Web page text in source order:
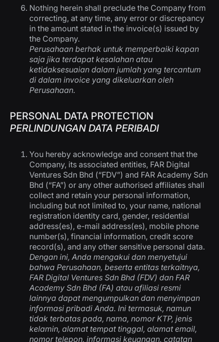
Nothing herein shall preclude the Company from
correcting, at any time, any error or discrepancy
in the amount stated in the invoice(s) issued by
the Company.
Perusahaan berhak untuk memperbaiki kapan
saja jika terdapat kesalahan atau
ketidaksesuaian dalam jumlah yang tercantum
di dalam invoice yang dikeluarkan oleh
Perusahaan.
PERSONAL DATA PROTECTION
PERLINDUNGAN DATA PERIBADI
You hereby acknowledge and consent that the
Company, its associated entities, FAR Digital
Ventures Sdn Bhd (“FDV”) and FAR Academy Sdn
Bhd (“FA”) or any other authorised affiliates shall
collect and retain your personal information,
including but not limited to, your name, national
registration identity card, gender, residential
address(es), e-mail address(es), mobile phone
number(s), financial information, credit score
record(s), and any other sensitive personal data.
Dengan ini, Anda mengakui dan menyetujui
bahwa Perusahaan, beserta entitas terkaitnya,
FAR Digital Ventures Sdn Bhd (FDV) dan FAR
Academy Sdn Bhd (FA) atau afiliasi resmi
lainnya dapat mengumpulkan dan menyimpan
informasi pribadi Anda. Ini termasuk, namun
tidak terbatas pada, nama, nomor KTP, jenis
kelamin, alamat tempat tinggal, alamat email,
nomor telepon, informasi keuangan, catatan